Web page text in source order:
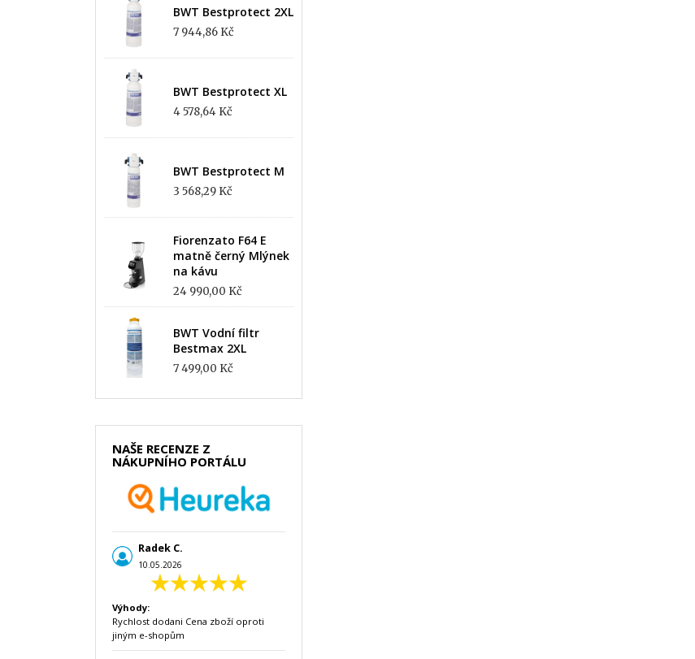
BWT Bestprotect 2XL
7 944,86 Kč
BWT Bestprotect XL
4 578,64 Kč
BWT Bestprotect M
3 568,29 Kč
Fiorenzato F64 E
matně černý Mlýnek
na kávu
24 990,00 Kč
BWT Vodní filtr
Bestmax 2XL
7 499,00 Kč
NAŠE RECENZE Z
NÁKUPNÍHO PORTÁLU
Radek C.
10.05.2026
Výhody:
Rychlost dodani Cena zboží oproti
jiným e-shopům